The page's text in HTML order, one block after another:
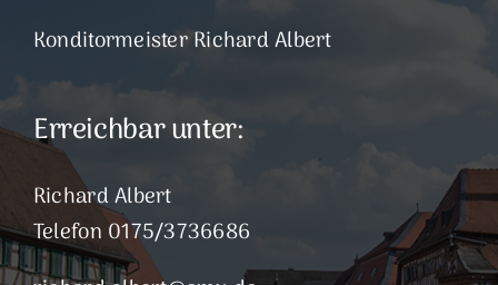
Konditormeister Richard Albert
Erreichbar unter:
Richard Albert
Telefon 0175/3736686